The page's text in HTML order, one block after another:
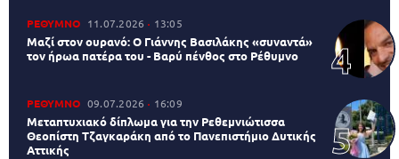
ΡΕΘΥΜΝΟ 11.07.2026 13:05
Μαζί στον ουρανό: Ο Γιάννης Βασιλάκης «συναντά»
τον ήρωα πατέρα του - Βαρύ πένθος στο Ρέθυμνο
ΡΕΘΥΜΝΟ 09.07.2026 16:09
Μεταπτυχιακό δίπλωμα για την Ρεθεμνιώτισσα
Θεοπίστη Τζαγκαράκη από το Πανεπιστήμιο Δυτικής
Αττικής